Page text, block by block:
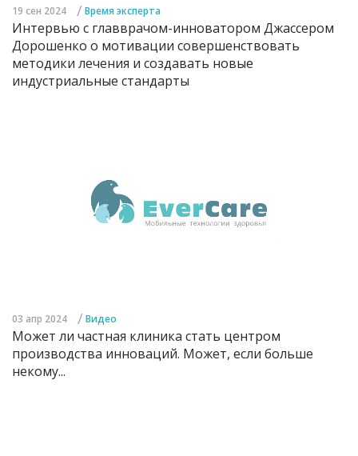
19 сен 2024 / Время эксперта
Интервью с главврачом-инноватором Джассером
Дорошенко о мотивации совершенствовать
методики лечения и создавать новые
индустриальные стандарты
03 апр 2024 / Видео
Может ли частная клиника стать центром
производства инноваций. Может, если больше
некому...